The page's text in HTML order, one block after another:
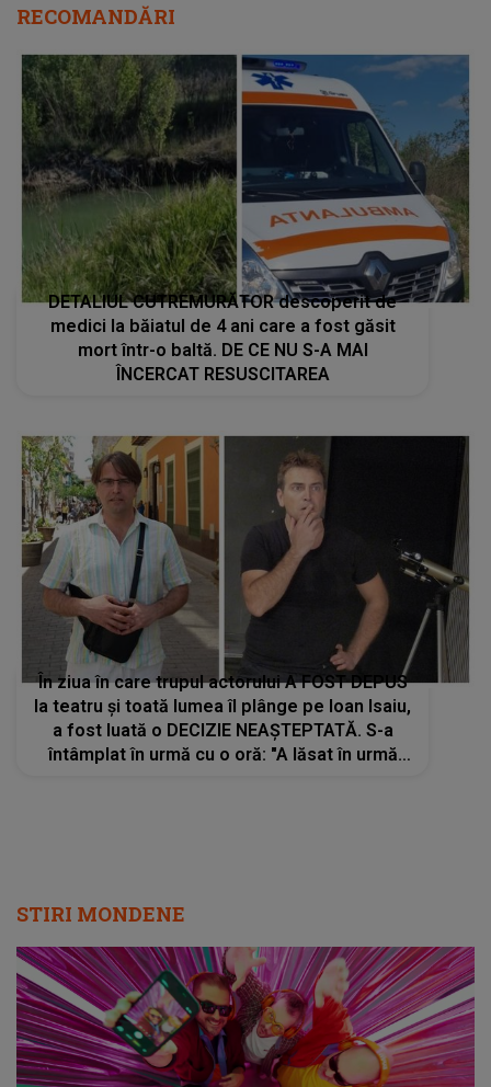
RECOMANDĂRI
DETALIUL CUTREMURĂTOR descoperit de
medici la băiatul de 4 ani care a fost găsit
mort într-o baltă. DE CE NU S-A MAI
ÎNCERCAT RESUSCITAREA
În ziua în care trupul actorului A FOST DEPUS
la teatru și toată lumea îl plânge pe Ioan Isaiu,
a fost luată o DECIZIE NEAȘTEPTATĂ. S-a
întâmplat în urmă cu o oră: "A lăsat în urmă
STIRI MONDENE